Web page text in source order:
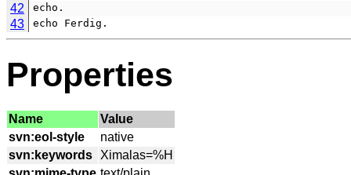
42
echo.
43 echo Ferdig.
Properties
Name
Value
svn:eol-style
svn:keywords